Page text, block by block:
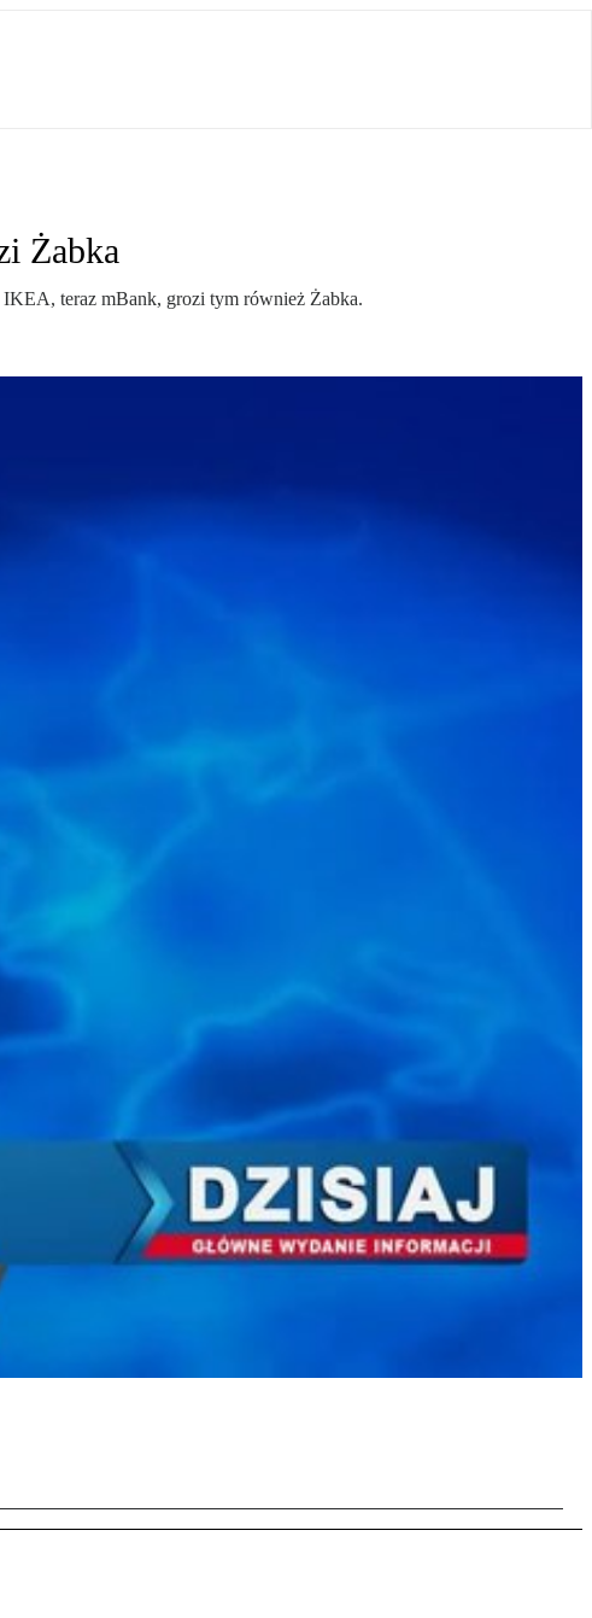
Żabka
teraz mBank, grozi tym również Żabka.